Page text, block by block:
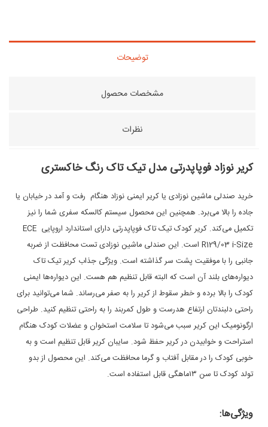
توضیحات
مشخصات محصول
نظرات
کریر نوزاد فوپاپدرتی مدل تیک تاک رنگ خاکستری
خرید صندلی ماشین نوزادی یا کریر ایمنی نوزاد هنگام رفت ‌و آمد در خیابان یا
جاده را بالا می‌برد. همچنین این محصول سیستم کالسکه سفری شما را نیز
تکمیل می‌کند. کریر کودک تیک تاک فوپاپدرتی دارای استاندارد اروپایی ECE
R129/03 i-Size است. این صندلی ماشین نوزادی تست محافظت از ضربه
جانبی را با موفقیت پشت سر گذاشته ‌است. ویژگی جذاب کریر تیک تاک
دیواره‌های بلند آن است که البته قابل تنظیم هم هست. این دیواره‌ها ایمنی
کودک را بالا برده و خطر سقوط از کریر را به صفر می‌رساند. شما می‌توانید برای
راحتی دلبندتان ارتفاع هدرست و طول کمربند را به راحتی تنظیم کنید. طراحی
ارگونومیک این کریر سبب می‌شود تا سلامت استخوان و عضلات کودک هنگام
استراحت و خوابیدن در کریر حفظ شود. سایبان کریر قابل تنظیم است و به
خوبی کودک را در مقابل آفتاب و گرما محافظت می‌کند. این محصول از بدو
تولد کودک تا سن ۱۳ماهگی قابل استفاده است.
ویژگی‌ها: